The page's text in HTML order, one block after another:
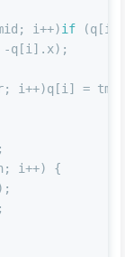
i++)if
-q[i].x);
i++)q[i] =
i++) {